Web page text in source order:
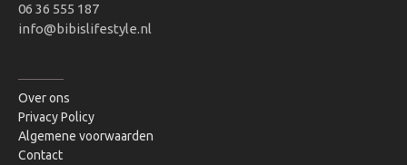
06 36 555 187
info@bibislifestyle.nl
Over ons
Privacy Policy
Algemene voorwaarden
Contact